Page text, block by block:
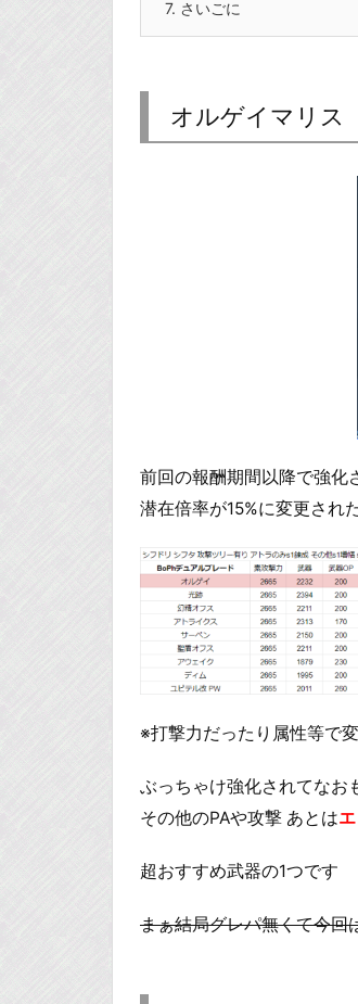
7. さいごに
オルゲイマリス
前回の報酬期間以降で強化
潜在倍率が15%に変更され
※打撃力だったり属性等で
ぶっちゃけ強化されてなお
その他のPAや攻撃 あとは
超おすすめ武器の1つです
まぁ結局グレパ無くて今回